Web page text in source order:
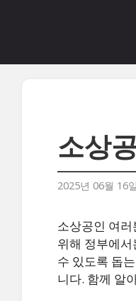
로
소상
2025년 06월 16일
소상공인 여
위해 정부에서
수 있도록 돕
니다. 함께 알